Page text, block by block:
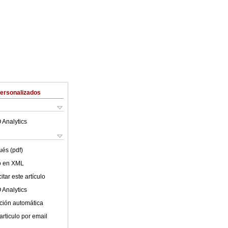
Analytics
(pdf)
en XML
este artículo
Analytics
automática
por email